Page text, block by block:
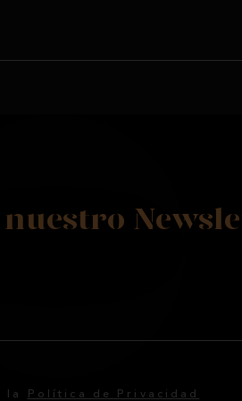
la Política de Privacidad